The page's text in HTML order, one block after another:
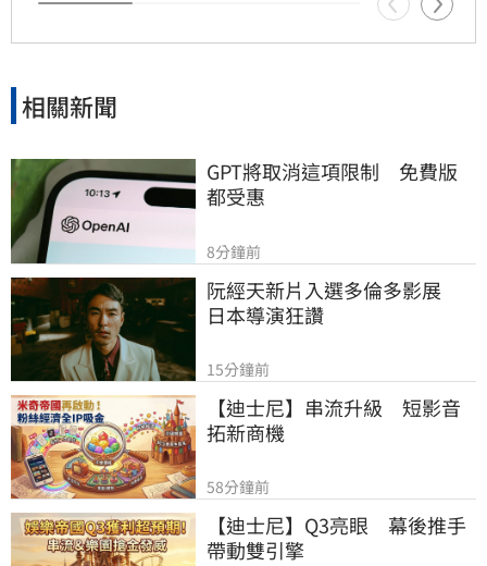
相關新聞
GPT將取消這項限制　免費版
都受惠
8分鐘前
阮經天新片入選多倫多影展
日本導演狂讚
15分鐘前
【迪士尼】串流升級　短影音
拓新商機
58分鐘前
【迪士尼】Q3亮眼　幕後推手
帶動雙引擎